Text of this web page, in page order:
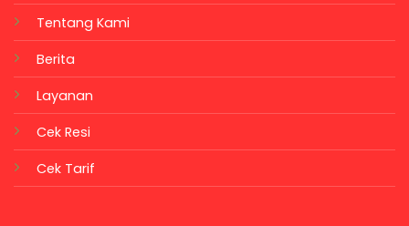
Tentang Kami
Berita
Layanan
Cek Resi
Cek Tarif